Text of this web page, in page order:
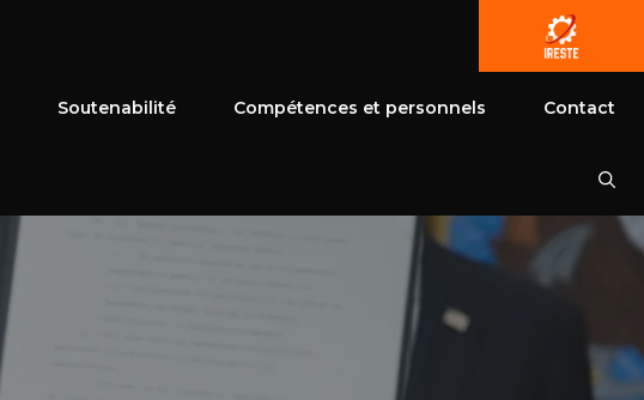
Soutenabilité Compétences et personnels Contact